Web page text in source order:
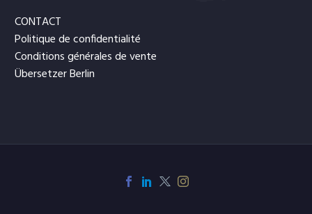
CONTACT
Politique de confidentialité
Conditions générales de vente
Übersetzer Berlin